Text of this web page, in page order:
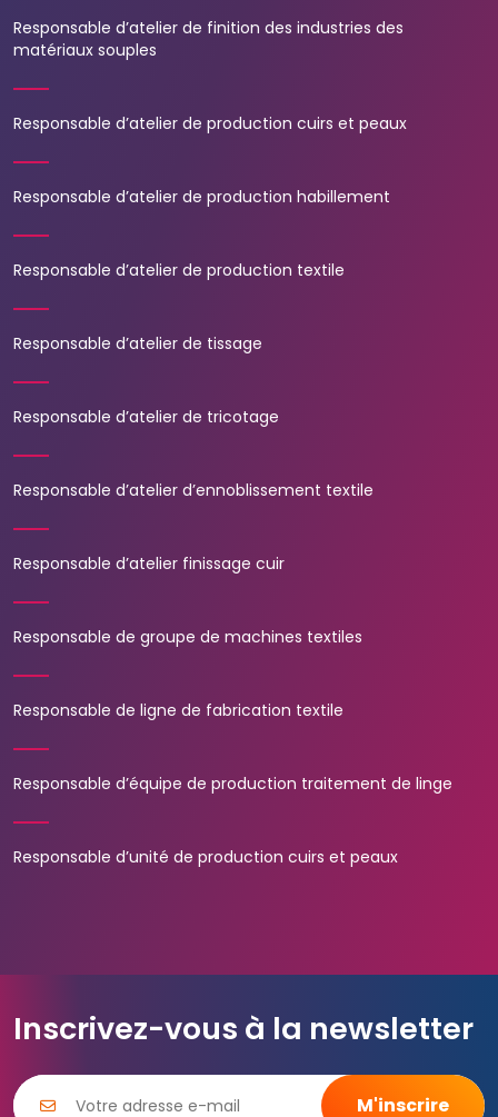
Responsable d’atelier de finition des industries des
matériaux souples
Responsable d’atelier de production cuirs et peaux
Responsable d’atelier de production habillement
Responsable d’atelier de production textile
Responsable d’atelier de tissage
Responsable d’atelier de tricotage
Responsable d’atelier d’ennoblissement textile
Responsable d’atelier finissage cuir
Responsable de groupe de machines textiles
Responsable de ligne de fabrication textile
Responsable d’équipe de production traitement de linge
Responsable d’unité de production cuirs et peaux
Inscrivez-vous à la newsletter